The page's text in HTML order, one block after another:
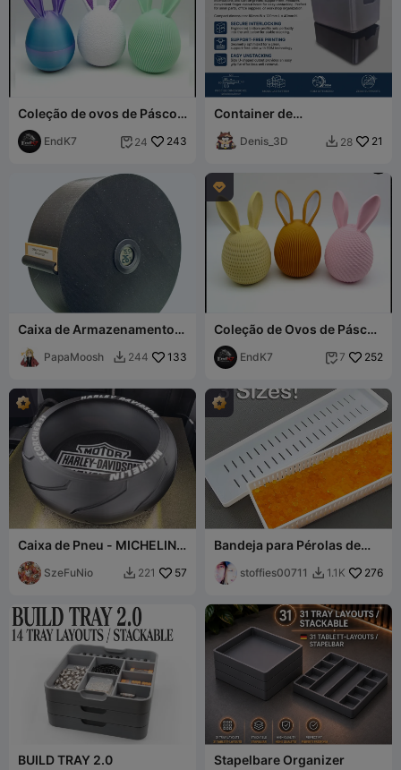
Coleção de ovos de Páscoa
1 - sem suportes - torção e
travamento
EndK7  24 243
Container de
Empilhável
Denis_3D  28 21
Caixa de Armazenamento
PapaMoosh  244 133

Coleção de Ovos de Páscoa
2 - sem suportes - girar e
travarEndK7  7 252
Caixa de Pneu - MICHELIN
Scorcher 11 - Harley
Davidson
SzeFuNio  221 57
Bandeja para Pérolas de
Gel de Sílica
stoffies00711  1.1K 276
BUILD TRAY 2.0 Stapelbare Organizer